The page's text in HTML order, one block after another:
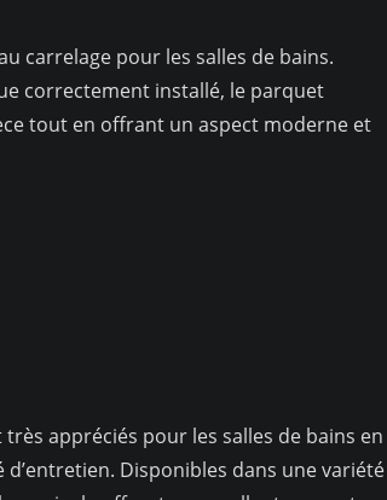
carrelage pour les salles de bains.
correctement installé, le parquet
tout en offrant un aspect moderne et
appréciés pour les salles de bains en
Disponibles dans une variété